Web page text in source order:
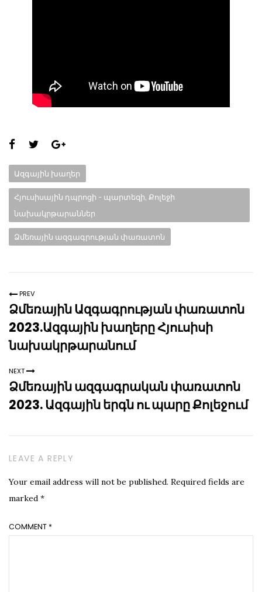
Share
page:
Categories:
Ազգային խաղեր
Հյուսիսային դպրոցի - պարտեզի, Քոլեջի
նախակրթարաններ
Ձմեռային ազգագրության փառատոն
PREV
Ձմեռային Ազգագրության փառատոն
2023.Ազգային խաղերը Հյուսիսի
նախակրթարանում
NEXT
Ձմեռային ազգագրական փառատոն
2023. Ազգային երգն ու պարը Քոլեջում
LEAVE A REPLY
Your email address will not be published. Required fields are
marked *
COMMENT *